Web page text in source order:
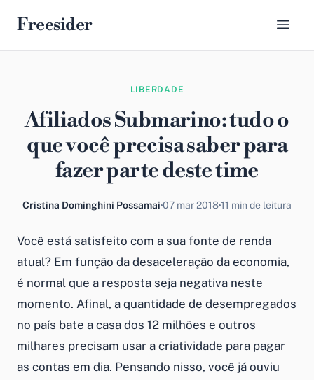
Freesider
LIBERDADE
Afiliados Submarino: tudo o
que você precisa saber para
fazer parte deste time
Cristina Dominghini Possamai 07 mar 201811 min de leitura
Você está satisfeito com a sua fonte de renda
atual? Em função da desaceleração da economia,
é normal que a resposta seja negativa neste
momento. Afinal, a quantidade de desempregados
no país bate a casa dos 12 milhões e outros
milhares precisam usar a criatividade para pagar
as contas em dia. Pensando nisso, você já ouviu